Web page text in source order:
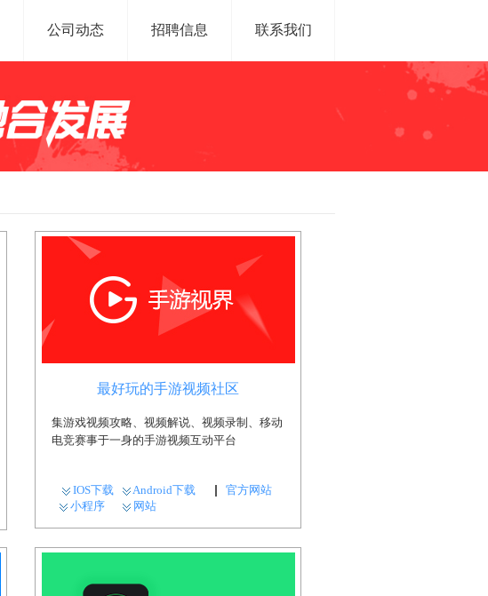
公司动态 招聘信息 联系我们
最好玩的手游视频社区
集游戏视频攻略、视频解说、视频录制、移动
电竞赛事于一身的手游视频互动平台
IOS下载 Android下载
官方网站
小程序
网站